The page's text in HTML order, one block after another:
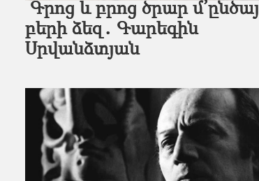
Գրոց եւ բրոց ծրար մ՚ընծայ
բերի ձեզ․ Գարեգին
Սրվանձտյան